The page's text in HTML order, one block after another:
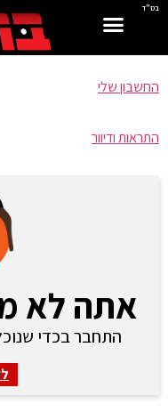
בס"ד
החשבון שלי
התראות ודיוור
אתה לא
התחבר בכדי